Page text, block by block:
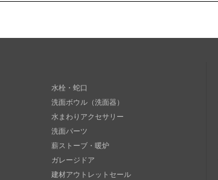
水栓・蛇口
洗面ボウル（洗面器）
水まわりアクセサリー
洗面パーツ
薪ストーブ・暖炉
ガレージドア
建材アウトレットセール